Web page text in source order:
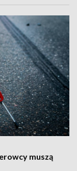
muszą